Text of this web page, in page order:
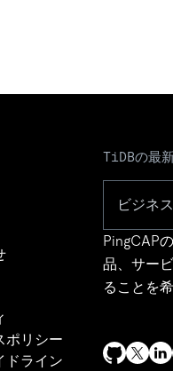
ポリシー
ドライン
TiDBの最
PingCAPの
品、サー
ることを